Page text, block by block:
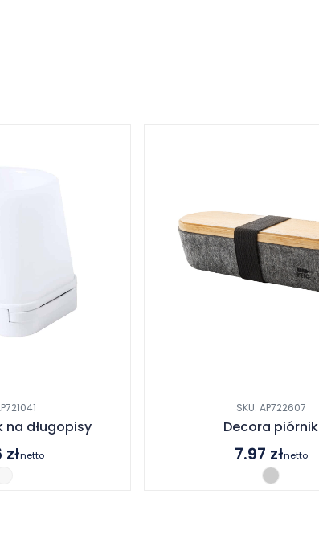
na długopisy
złnetto
SKU: AP722607
Decora piórnik
7.97 złnetto